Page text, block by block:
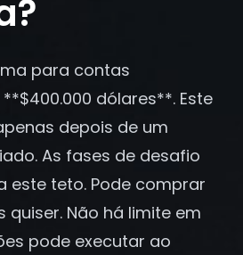
Entrar
Registrar-se
para contas
dólares**. Este
depois de um
As fases de desafio
este teto. Pode comprar
Não há limite em
pode executar ao